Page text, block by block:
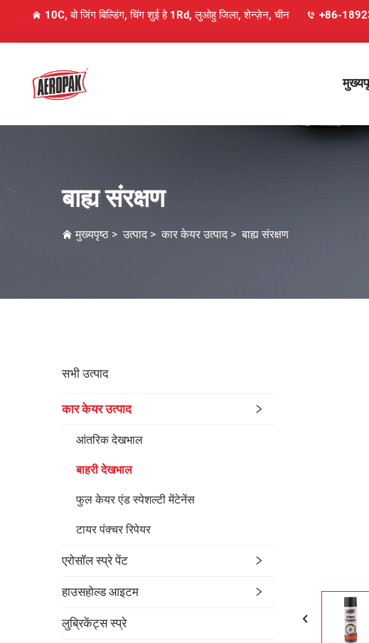
10C, बो जिंग बिल्डिंग, चिंग शुई हे 1Rd, लुओहु जिला, शेन्ज़ेन, चीन +86-
बाह्य संरक्षण
मुख्यपृष्ठ > उत्पाद > कार केयर उत्पाद > बाह्य संरक्षण
सभी उत्पाद
कार केयर उत्पाद
आंतरिक देखभाल
बाहरी देखभाल
फुल केयर एंड स्पेशल्टी मेंटेनेंस
टायर पंक्चर रिपेयर
एरोसॉल स्प्रे पेंट
हाउसहोल्ड आइटम
लुब्रिकेंट्स स्प्रे